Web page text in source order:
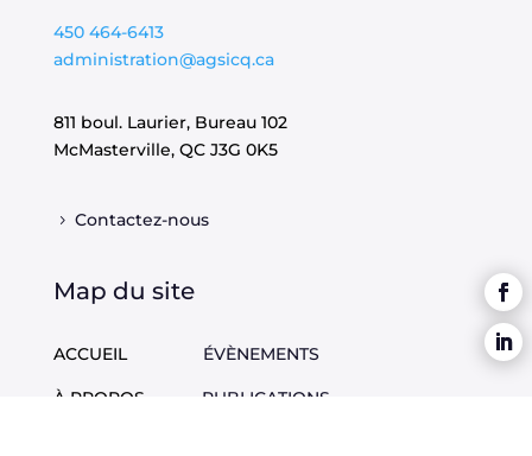
450 464-6413
administration@agsicq.ca
811 boul. Laurier, Bureau 102
McMasterville, QC J3G 0K5
Contactez-nous
Map du site
ACCUEIL ÉVÈNEMENTS
À PROPOS PUBLICATIONS